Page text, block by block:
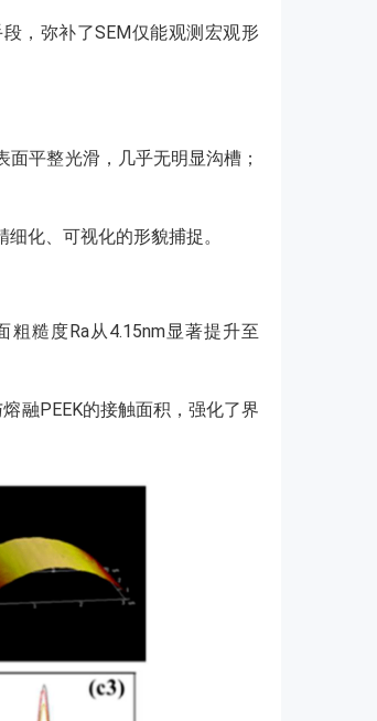
，弥补了SEM仅能观测宏观形
平整光滑，几乎无明显沟槽；
化、可视化的形貌捕捉。
糙度Ra从4.15nm显著提升至
融PEEK的接触面积，强化了界